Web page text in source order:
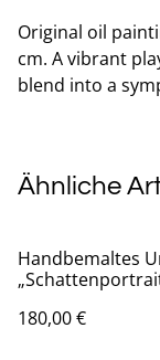
Original oil
cm. A vibrant
blend into a
Ähnliche
Handbemaltes
Fragment 257 aus
180,00 €